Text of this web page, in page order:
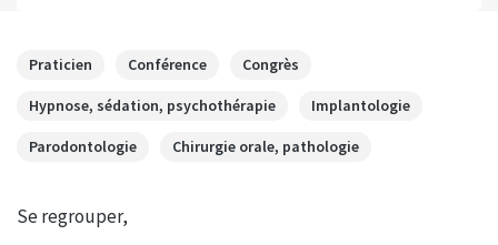
Praticien Conférence Congrès
Hypnose, sédation, psychothérapie Implantologie
Parodontologie Chirurgie orale, pathologie
Se regrouper,